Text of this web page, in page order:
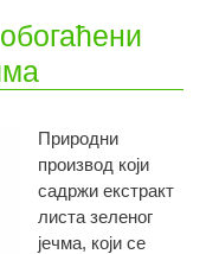
Природни
производ који
садржи екстракт
листа зеленог
јечма, који се